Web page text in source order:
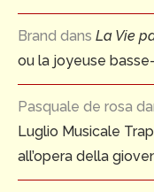
Brand dans La Vie
ou la joyeuse
Pasquale de rosa
Luglio Musicale
all’opera della